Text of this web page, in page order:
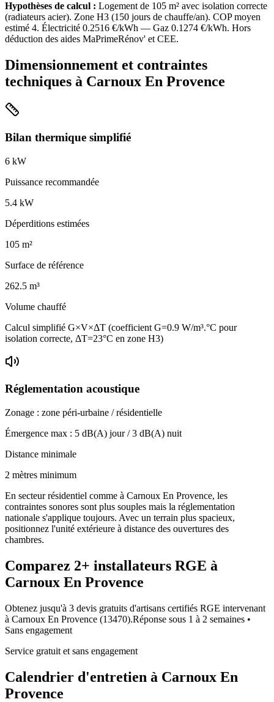
Hypothèses de calcul : Logement de 105 m² avec isolation correcte
(radiateurs acier). Zone H3 (150 jours de chauffe/an). COP moyen
estimé 4. Électricité 0.2516 €/kWh — Gaz 0.1274 €/kWh. Hors
déduction des aides MaPrimeRénov' et CEE.
Dimensionnement et contraintes
techniques à Carnoux En Provence
Bilan thermique simplifié
6 kW
Puissance recommandée
5.4 kW
Déperditions estimées
105 m²
Surface de référence
262.5 m³
Volume chauffé
Calcul simplifié G×V×ΔT (coefficient G=0.9 W/m³.°C pour
isolation correcte, ΔT=23°C en zone H3)
Réglementation acoustique
Zonage : zone péri-urbaine / résidentielle
Émergence max : 5 dB(A) jour /3 dB(A) nuit
Distance minimale
2 mètres minimum
En secteur résidentiel comme à Carnoux En Provence, les
contraintes sonores sont plus souples mais la réglementation
nationale s'applique toujours. Avec un terrain plus spacieux,
positionnez l'unité extérieure à distance des ouvertures des
chambres.
Comparez 2+ installateurs RGE à
Carnoux En Provence
Obtenez jusqu'à 3 devis gratuits d'artisans certifiés RGE intervenant
à Carnoux En Provence (13470).Réponse sous 1 à 2 semaines •
Sans engagement
Service gratuit et sans engagement
Calendrier d'entretien à Carnoux En
Provence